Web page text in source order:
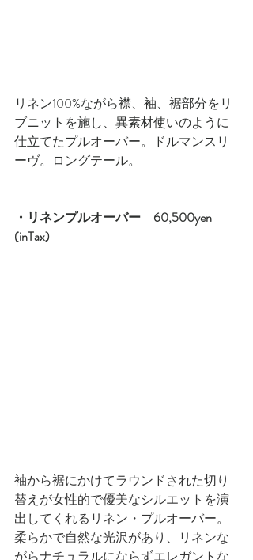
リネン100%ながら襟、袖、裾部分をリ
ブニットを施し、異素材使いのように
仕立てたプルオーバー。ドルマンスリ
ーヴ。ロングテール。
・リネンプルオーバー　60,500yen
(inTax)
袖から裾にかけてラウンドされた切り
替えが女性的で優美なシルエットを演
出してくれるリネン・プルオーバー。
柔らかで自然な光沢があり、リネンな